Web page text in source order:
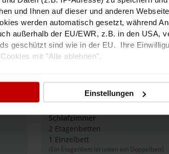
und Ihnen auf dieser und anderen
werden automatisch gesetzt, während
außerhalb der EU/EWR, z.B. in den USA,
geschützt sind wie in der EU. Ihre
mit "Alle ablehnen".
Einstellungen
Kaffeemaschine
2 x Dusche / WC / Waschbecken 2
Feuerstelle
Wandern
Winterwandern
Schlafzimmer
1 Großes Doppelbett
Schlafzimmer
2 Etagenbetten
1 Einzelbett
(Ein Etagenbett ist unten ein Doppelbett)